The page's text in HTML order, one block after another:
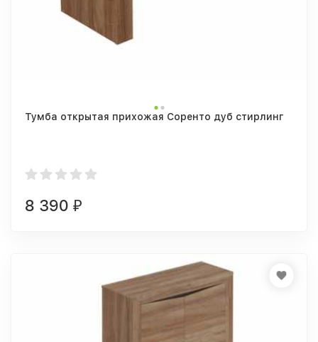
Тумба открытая прихожая Соренто дуб стирлинг
8 390 ₽